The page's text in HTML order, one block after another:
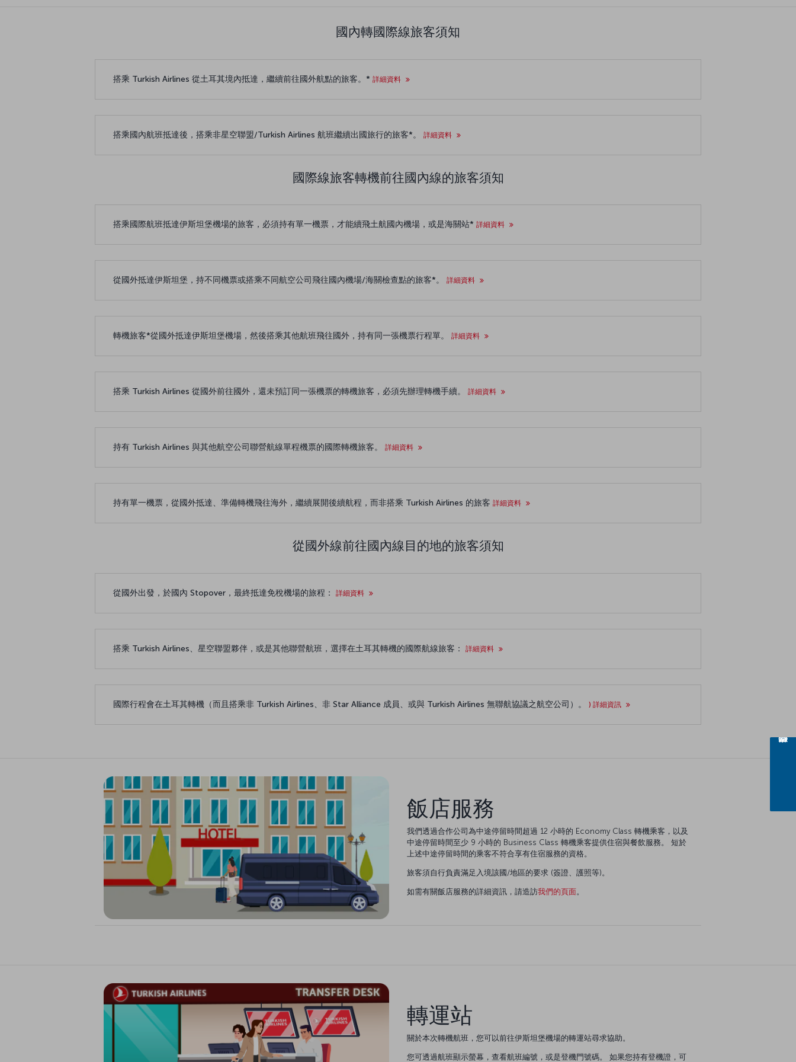
國內轉國際線旅客須知
搭乘 Turkish Airlines 從土耳其境內抵達，繼續前往國外航點的旅客。* 詳細資料
搭乘國內航班抵達後，搭乘非星空聯盟/Turkish Airlines 航班繼續出國旅行的旅客*。 詳細資料
國際線旅客轉機前往國內線的旅客須知
搭乘國際航班抵達伊斯坦堡機場的旅客，必須持有單一機票，才能續飛土航國內機場，或是海關站* 詳細資料
從國外抵達伊斯坦堡，持不同機票或搭乘不同航空公司飛往國內機場/海關檢查點的旅客*。 詳細資料
轉機旅客*從國外抵達伊斯坦堡機場，然後搭乘其他航班飛往國外，持有同一張機票行程單。 詳細資料
搭乘 Turkish Airlines 從國外前往國外，還未預訂同一張機票的轉機旅客，必須先辦理轉機手續。 詳細資料
持有 Turkish Airlines 與其他航空公司聯營航線單程機票的國際轉機旅客。 詳細資料
持有單一機票，從國外抵達、準備轉機飛往海外，繼續展開後續航程，而非搭乘 Turkish Airlines 的旅客 詳細資料
從國外線前往國內線目的地的旅客須知
從國外出發，於國內 Stopover，最終抵達免稅機場的旅程： 詳細資料
搭乘 Turkish Airlines、星空聯盟夥伴，或是其他聯營航班，選擇在土耳其轉機的國際航線旅客： 詳細資料
國際行程會在土耳其轉機（而且搭乘非 Turkish Airlines、非 Star Alliance 成員、或與 Turkish Airlines 無聯航協議之航空公司）。 ) 詳細資訊
飯店服務
我們透過合作公司為中途停留時間超過 12 小時的 Economy Class 轉機乘客，以及
中途停留時間至少 9 小時的 Business Class 轉機乘客提供住宿與餐飲服務。 短於
上述中途停留時間的乘客不符合享有住宿服務的資格。
旅客須自行負責滿足入境該國/地區的要求 (簽證、護照等)。
如需有關飯店服務的詳細資訊，請造訪我們的頁面。
轉運站
關於本次轉機航班，您可以前往伊斯坦堡機場的轉運站尋求協助。
您可透過航班顯示螢幕，查看航班編號，或是登機門號碼。 如果您持有登機證，可